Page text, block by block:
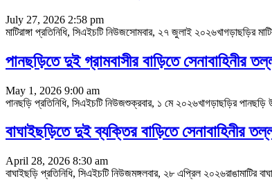
July 27, 2026 2:58 pm
মাটিরাঙ্গা প্রতিনিধি, সিএইচটি নিউজসোমবার, ২৭ জুলাই ২০২৬খাগড়াছড়ির
পানছড়িতে দুই গ্রামবাসীর বাড়িতে সেনাবাহিনীর
May 1, 2026 9:00 am
পানছড়ি প্রতিনিধি, সিএইচটি নিউজশুক্রবার, ১ মে ২০২৬খাগড়াছড়ির
বাঘাইছড়িতে দুই ব্যক্তির বাড়িতে সেনাবাহিনীর
April 28, 2026 8:30 am
বাঘাইছড়ি প্রতিনিধি, সিএইচটি নিউজমঙ্গলবার, ২৮ এপ্রিল ২০২৬রাঙামাটির